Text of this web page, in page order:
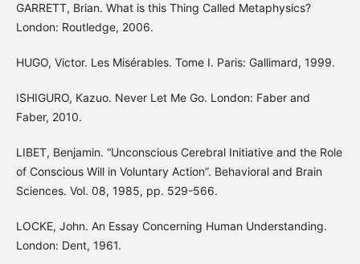
GARRETT, Brian. What is this Thing Called Metaphysics?
London: Routledge, 2006.
HUGO, Victor. Les Misérables. Tome I. Paris: Gallimard, 1999.
ISHIGURO, Kazuo. Never Let Me Go. London: Faber and
Faber, 2010.
LIBET, Benjamin. “Unconscious Cerebral Initiative and the Role
of Conscious Will in Voluntary Action”. Behavioral and Brain
Sciences. Vol. 08, 1985, pp. 529-566.
LOCKE, John. An Essay Concerning Human Understanding.
London: Dent, 1961.